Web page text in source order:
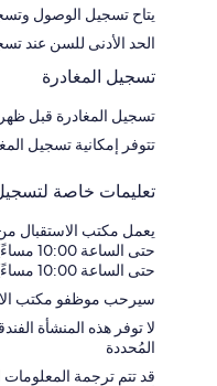
يتاح تسجيل الوصول
الحد الأدنى للسن عند
تسجيل المغادرة
تسجيل المغادرة قبل
تتوفر إمكانية تسجيل
تعليمات خاصة
حتى الساعة 10:00 مساءً)
سيرحب موظفو مكتب
لا توفر هذه المنشأة
المُحددة
قد تتم ترجمة المعلومات